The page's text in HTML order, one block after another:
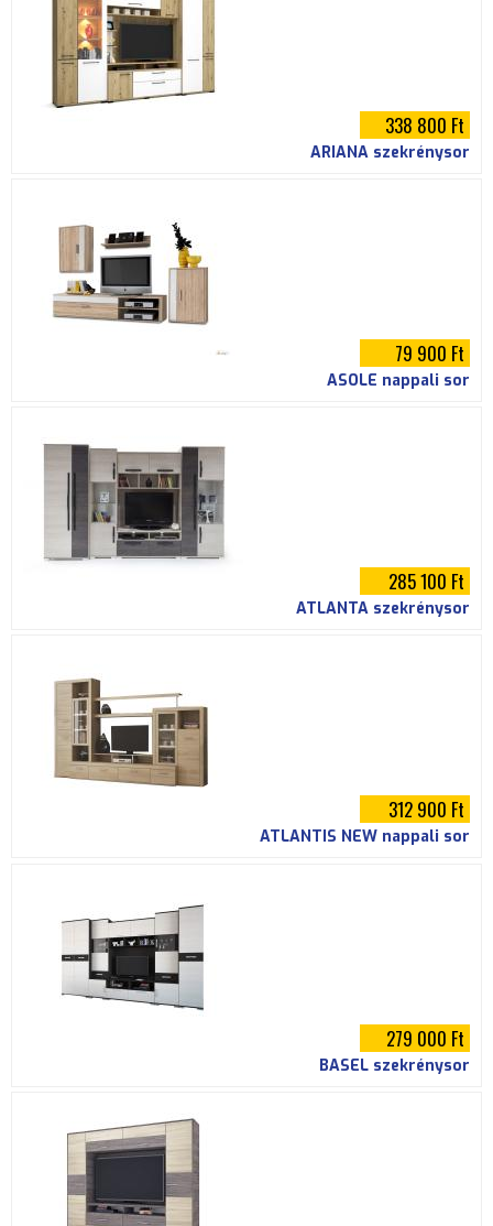
338 800 Ft
ARIANA szekrénysor
79 900 Ft
ASOLE nappali sor
285 100 Ft
ATLANTA szekrénysor
312 900 Ft
ATLANTIS NEW nappali sor
279 000 Ft
BASEL szekrénysor